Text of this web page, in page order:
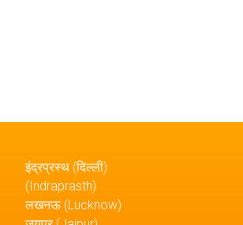
इंद्रप्रस्थ (दिल्ली)
(Indraprasth)
लखनऊ (Lucknow)